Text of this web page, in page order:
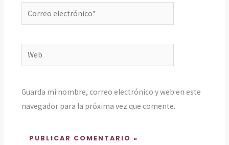
Correo
electrónico*
Web
Guarda mi nombre, correo electrónico y web en este
navegador para la próxima vez que comente.